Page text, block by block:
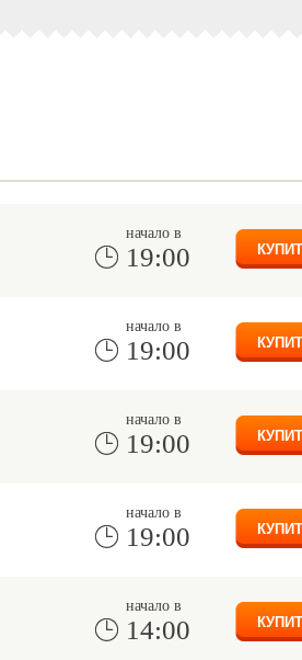
начало в
19:00
начало в
19:00
начало в
19:00
начало в
19:00
начало в
14:00